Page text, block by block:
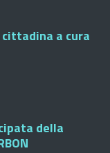
a cura
della